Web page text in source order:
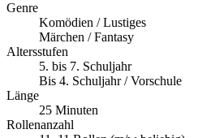
Genre
Komödien / Lustiges
Märchen / Fantasy
Altersstufen
5. bis 7. Schuljahr
Bis 4. Schuljahr / Vorschule
Länge
25 Minuten
Rollenanzahl